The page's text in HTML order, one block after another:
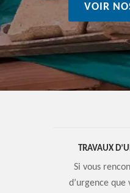
VOIR
TRAVAUX
Si vous
d’urgence